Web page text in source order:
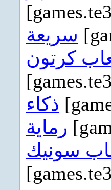
سريعة
كرتون
ذكاء
رماية
سونيك